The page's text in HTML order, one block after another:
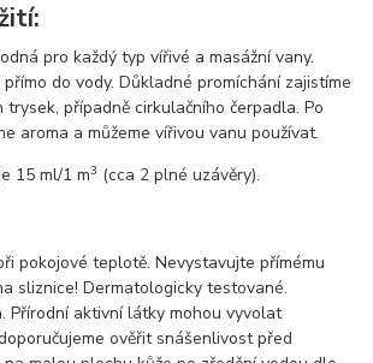
pro každý typ vířivé a masážní vany.
do vody. Důkladné promíchání zajistíme
trysek, případně cirkulačního čerpadla. Po
aroma a můžeme vířivou vanu používat.
15 ml/1 m3 (cca 2 plné uzávěry).
pokojové teplotě. Nevystavujte přímému
sliznice! Dermatologicky testované.
Přírodní aktivní látky mohou vyvolat
ověřit snášenlivost před